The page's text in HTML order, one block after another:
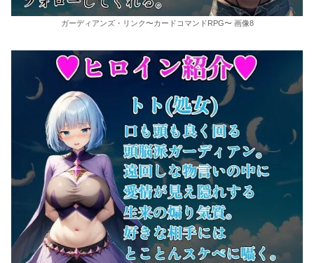
ガーディアンズ・リンク〜カードコマンドRPG〜 画像8